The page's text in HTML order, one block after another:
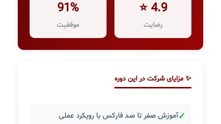
4.9 ⭐
رضایت
91%
موفقیت
✨ مزایای شرکت در این دوره
✓آموزش صفر تا صد فارکس با رویکرد عملی